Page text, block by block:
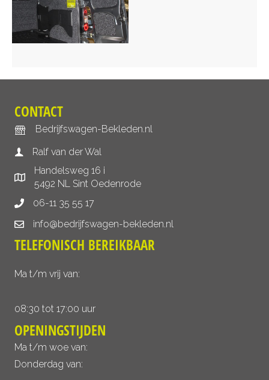
CONTACT
Bedrijfswagen-Bekleden.nl
Ralf van der Wal
Handelsweg 16 i
5492 NL Sint Oedenrode
06-11 35 55 17
info@bedrijfswagen-bekleden.nl
TELEFONISCH BEREIKBAAR
Ma t/m vrij van:
08:30 tot 17:00 uur
OPENINGSTIJDEN
Ma t/m woe van:
Donderdag van: